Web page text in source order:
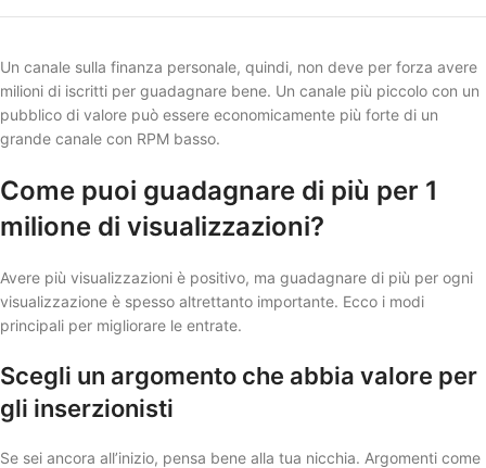
Un canale sulla finanza personale, quindi, non deve per forza avere
milioni di iscritti per guadagnare bene. Un canale più piccolo con un
pubblico di valore può essere economicamente più forte di un
grande canale con RPM basso.
Come puoi guadagnare di più per 1
milione di visualizzazioni?
Avere più visualizzazioni è positivo, ma guadagnare di più per ogni
visualizzazione è spesso altrettanto importante. Ecco i modi
principali per migliorare le entrate.
Scegli un argomento che abbia valore per
gli inserzionisti
Se sei ancora all’inizio, pensa bene alla tua nicchia. Argomenti come